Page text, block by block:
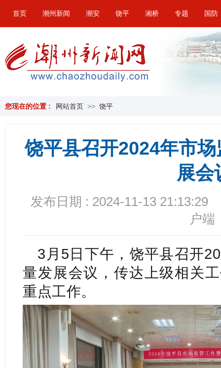
首页 潮州新闻 潮安 饶平 湘桥 专题 国防
您现在的位置 : 网站首页 >> 饶平
饶平县召开2024年市
展会
发布日期 : 2024-11-13 21:13:29
户端
3月5日下午，饶平县召开
量发展会议，传达上级相关
重点工作。